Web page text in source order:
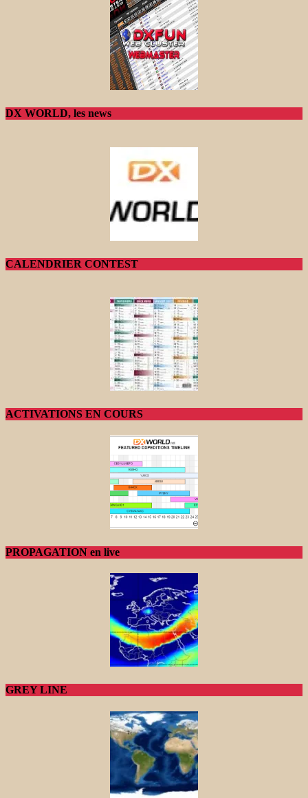
DX WORLD, les news
CALENDRIER CONTEST
ACTIVATIONS EN COURS
PROPAGATION en live
GREY LINE